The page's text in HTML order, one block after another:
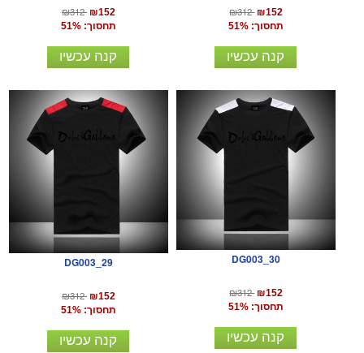
₪312 ₪152
תחסוך: 51%
קנה עכשיו
₪312 ₪152
תחסוך: 51%
קנה עכשיו
DG003_29
₪312 ₪152
תחסוך: 51%
קנה עכשיו
DG003_30
₪312 ₪152
תחסוך: 51%
קנה עכשיו